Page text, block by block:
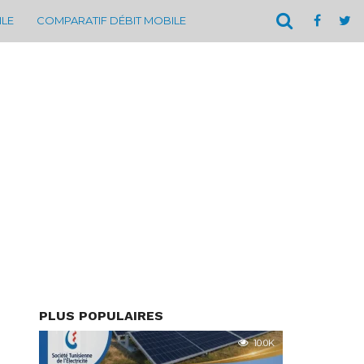
COMPARATIF DÉBIT MOBILE
PLUS POPULAIRES
10.0K